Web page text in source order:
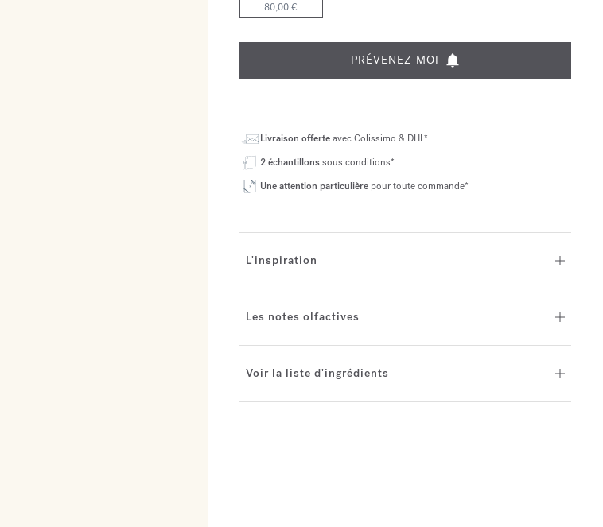
80,00 €
PRÉVENEZ-MOI
Livraison offerteavec Colissimo & DHL*
2 échantillonssous conditions*
Une attention particulière pour toute commande*
L'inspiration
Les notes olfactives
Voir la liste d'ingrédients